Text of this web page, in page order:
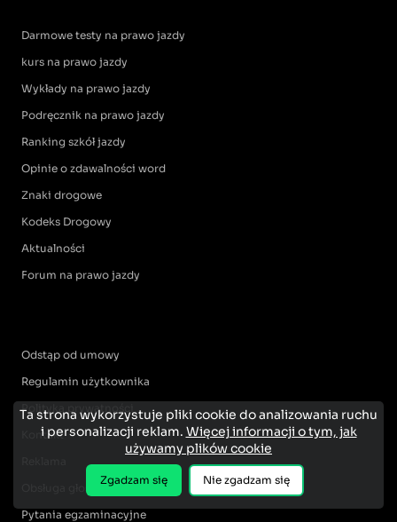
Darmowe testy na prawo jazdy
kurs na prawo jazdy
Wykłady na prawo jazdy
Podręcznik na prawo jazdy
Ranking szkół jazdy
Opinie o zdawalności word
Znaki drogowe
Kodeks Drogowy
Aktualności
Forum na prawo jazdy
Odstąp od umowy
Regulamin użytkownika
Polityka prywatności
Kontakt
Obsługa głosowań
Pytania egzaminacyjne
Ta strona wykorzystuje pliki cookie do analizowania ruchu
i personalizacji reklam. Więcej informacji o tym, jak
używamy plików cookie
Zgadzam się Nie zgadzam się